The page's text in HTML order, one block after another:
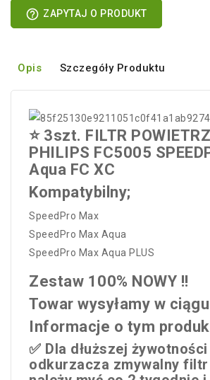
help_outline ZAPYTAJ O PRODUKT
Opis Szczegóły Produktu
⭐️ 3szt. FILTR
PHILIPS FC5005
Aqua FC XC
Kompatybilny;
SpeedPro Max
SpeedPro Max Aqua
SpeedPro Max Aqua PLUS
Zestaw 100% NOWY !!
Towar wysyłamy w
Informacje o tym
✅ Dla dłuższej żywotności
odkurzacza zmywalny